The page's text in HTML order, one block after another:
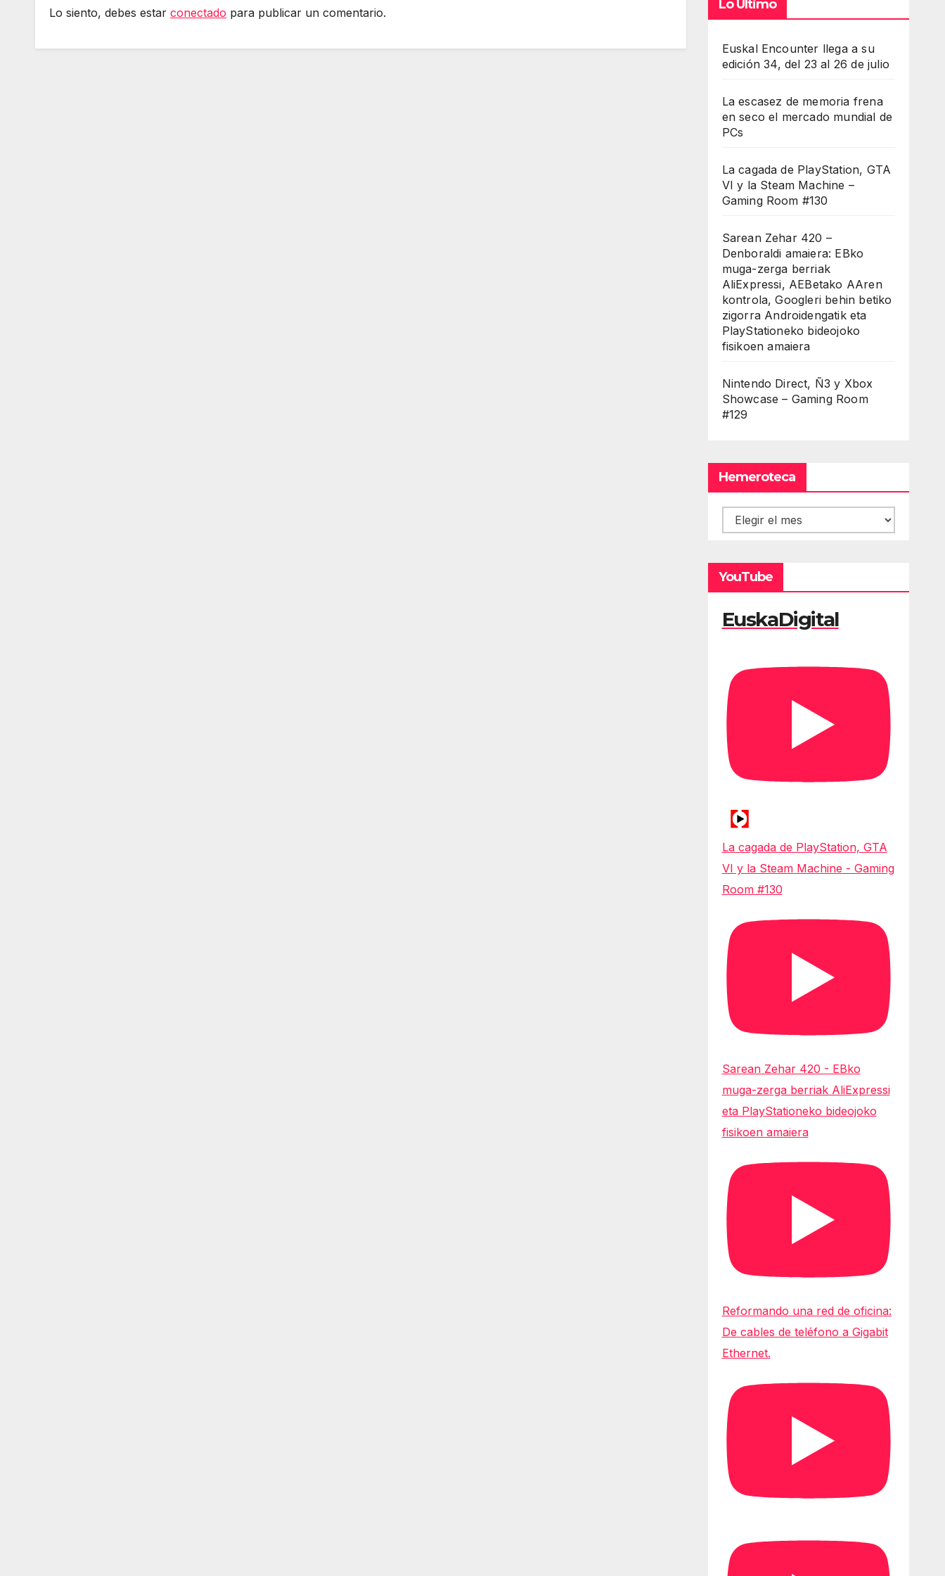
Lo siento, debes estar conectado para publicar un comentario.
Lo Último
Euskal Encounter llega a su
edición 34, del 23 al 26 de julio
La escasez de memoria frena
en seco el mercado mundial de
PCs
La cagada de PlayStation, GTA
VI y la Steam Machine –
Gaming Room #130
Sarean Zehar 420 –
Denboraldi amaiera: EBko
muga-zerga berriak
AliExpressi, AEBetako AAren
kontrola, Googleri behin betiko
zigorra Androidengatik eta
PlayStationeko bideojoko
fisikoen amaiera
Nintendo Direct, Ñ3 y Xbox
Showcase – Gaming Room
#129
Hemeroteca
Hemeroteca
YouTube
EuskaDigital
La cagada de PlayStation, GTA
VI y la Steam Machine - Gaming
Room #130
Sarean Zehar 420 - EBko
muga-zerga berriak AliExpressi
eta PlayStationeko bideojoko
fisikoen amaiera
Reformando una red de oficina:
De cables de teléfono a Gigabit
Ethernet.